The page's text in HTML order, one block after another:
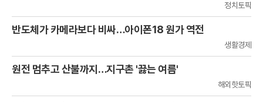
정치토픽
반도체가 카메라보다 비싸…아이폰18 원가 역전
생활경제
원전 멈추고 산불까지…지구촌 '끓는 여름'
해외핫토픽